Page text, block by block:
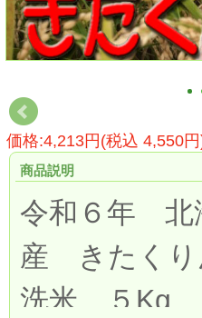
価格:4,213円(税込 4,550
商品説明
令和６年 北
産 きた
洗米 ５Kg